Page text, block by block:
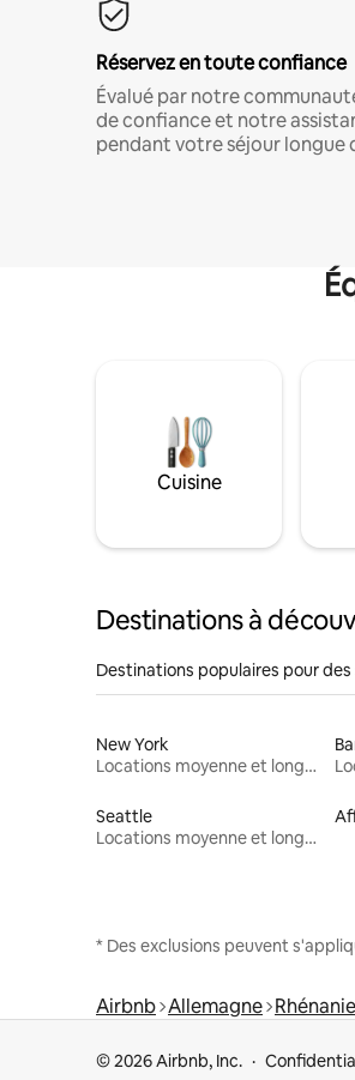
Réservez en toute confiance
Évalué par notre
de confiance et notre
pendant votre séjour longue
Cuisine
Destinations à
Destinations populaires pour
New York
Locations moyenne et longue durée
Seattle
Locations moyenne et longue durée
* Des exclusions peuvent
Airbnb Allemagne
© 2026 Airbnb, Inc.